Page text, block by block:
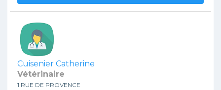
Cuisenier Catherine
Vétérinaire
1 RUE DE PROVENCE